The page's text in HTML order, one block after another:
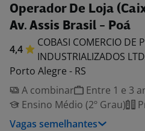
Operador De Loja
Av. Assis Brasil - Poá
4,4
COBASI COMERCIO DE
INDUSTRIALIZADOS
Porto Alegre - RS
A combinar
Entre 1 e 3
Ensino Médio (2º Grau)
Vagas semelhantes